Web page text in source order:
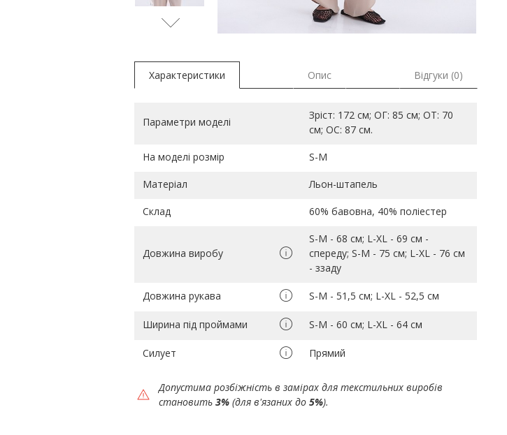
Характеристики Опис Відгуки (0)
Параметри моделі
Зріст: 172 см; ОГ: 85 см; ОТ: 70
см; ОС: 87 см.
На моделі розмір S-M
Матеріал Льон-штапель
Склад 60% бавовна, 40% поліестер
Довжина виробу
S-M - 68 см; L-ХL - 69 см -
спереду; S-M - 75 см; L-ХL - 76 см
- ззаду
Довжина рукава S-M - 51,5 см; L-ХL - 52,5 см
Ширина під проймами S-M - 60 см; L-ХL - 64 см
Силует Прямий
Допустима розбіжність в замірах для текстильних виробів
становить 3% (для в'язаних до 5%).